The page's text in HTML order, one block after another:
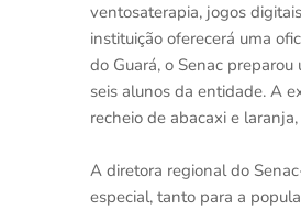
ventosaterapia, jogos
instituição oferecerá uma
do Guará, o Senac
seis alunos da entidade. A
recheio de abacaxi e
A diretora regional do
especial, tanto para a